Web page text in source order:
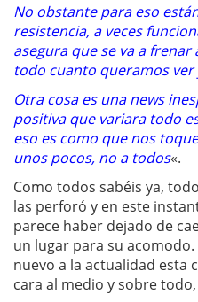
No obstante para eso
resistencia, a veces
asegura que se va a
todo cuanto queramos ver
Otra cosa es una news
positiva que variara todo
eso es como que nos
unos pocos, no a todos«.
Como todos sabéis ya,
las perforó y en este
parece haber dejado de
un lugar para su
nuevo a la actualidad esta
cara al medio y sobre